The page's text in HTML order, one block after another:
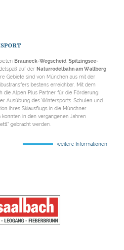
Brauneck-Wegscheid Spitzingsee-
auf der Naturrodelbahn am Wallberg
Gebiete sind von München aus mit der
bestens erreichbar. Mit dem
die Alpen Plus Partner für die Förderung
Ausübung des Wintersports. Schulen und
ihres Skiausflugs in die Münchner
konnten in den vergangenen Jahren
gebracht werden.
weitere Informationen